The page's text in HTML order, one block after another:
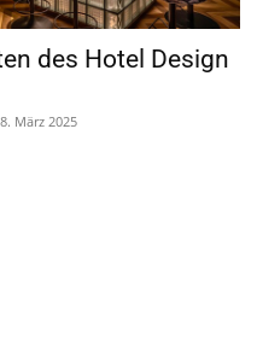
des Hotel Design
März 2025